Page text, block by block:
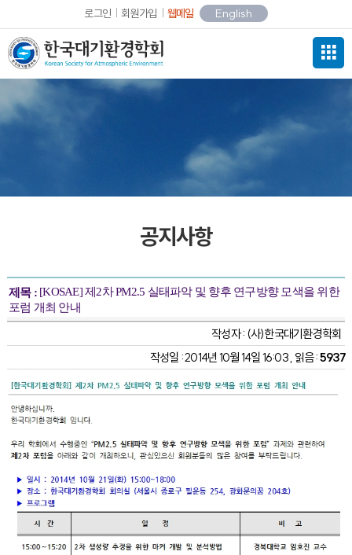
로그인 회원가입 웹메일 English
공지사항
제목 :[KOSAE] 제2차 PM2.5 실태파악 및 향후 연구방향 모색을 위한
포럼 개최 안내
작성자 : (사)한국대기환경학회
작성일 : 2014년 10월 14일 16:03 , 읽음 :5937